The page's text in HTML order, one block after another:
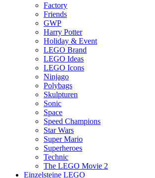
Factory
Friends
GWP
Harry Potter
Holiday & Event
LEGO Brand
LEGO Ideas
LEGO Icons
Ninjago
Polybags
Skulpturen
Sonic
Space
Speed Champions
Star Wars
Super Mario
Superheroes
Technic
The LEGO Movie 2
Einzelsteine LEGO